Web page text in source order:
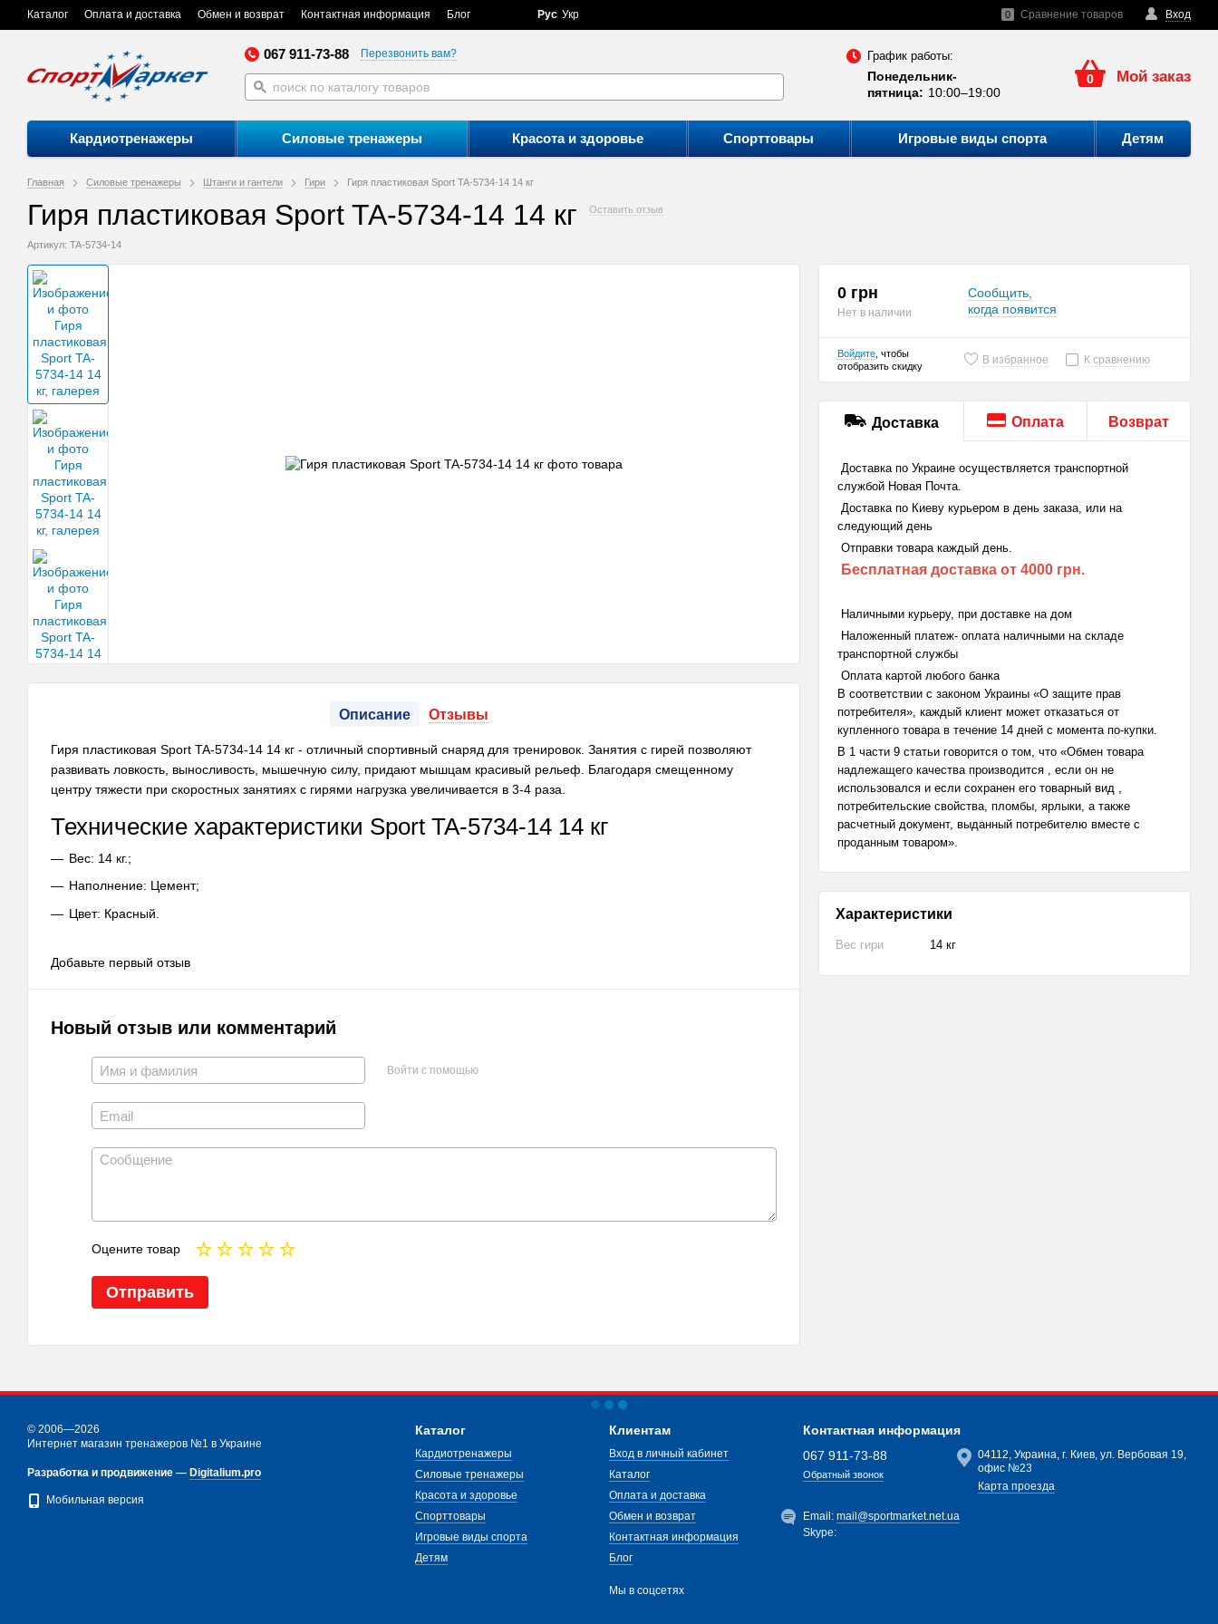
Каталог Оплата и доставка Обмен и возврат Контактная информация Блог Вход
0 Сравнение товаров
Рус Укр
067 911-73-88 Перезвонить вам? График работы:
Понедельник-
пятница: 10:00–19:00
0 Мой заказ
Кардиотренажеры Силовые тренажеры Красота и здоровье Спорттовары Игровые виды спорта Детям
Главная Силовые тренажеры Штанги и гантели Гири Гиря пластиковая Sport TA-5734-14 14 кг
Гиря пластиковая Sport TA-5734-14 14 кг Оставить отзыв
Артикул: TA-5734-14
Описание Отзывы
Гиря пластиковая Sport TA-5734-14 14 кг - отличный спортивный снаряд для тренировок. Занятия с гирей позволяют
развивать ловкость, выносливость, мышечную силу, придают мышцам красивый рельеф. Благодаря смещенному
центру тяжести при скоростных занятиях с гирями нагрузка увеличивается в 3-4 раза.
Технические характеристики Sport TA-5734-14 14 кг
Вес: 14 кг.;
Наполнение: Цемент;
Цвет: Красный.
Добавьте первый отзыв
Новый отзыв или комментарий
Войти с помощью
Оцените товар
Отправить
0 грн
Нет в наличии
Сообщить,
когда появится
Войдите , чтобы
отобразить скидку
В избранное К сравнению
Доставка Оплата Возврат
Доставка по Украине осуществляется транспортной
службой Новая Почта.
Доставка по Киеву курьером в день заказа, или на
следующий день
Отправки товара каждый день.
Бесплатная доставка от 4000 грн.
Наличными курьеру, при доставке на дом
Наложенный платеж- оплата наличными на складе
транспортной службы
Оплата картой любого банка
В соответствии с законом Украины «О защите прав
потребителя», каждый клиент может отказаться от
купленного товара в течение 14 дней с момента по-купки.
В 1 части 9 статьи говорится о том, что «Обмен товара
надлежащего качества производится , если он не
использовался и если сохранен его товарный вид ,
потребительские свойства, пломбы, ярлыки, а также
расчетный документ, выданный потребителю вместе с
проданным товаром».
Характеристики
Вес гири 14 кг
© 2006—2026
Интернет магазин тренажеров №1 в Украине
Разработка и продвижение — Digitalium.pro
Мобильная версия
Каталог
Кардиотренажеры
Силовые тренажеры
Красота и здоровье
Спорттовары
Игровые виды спорта
Детям
Клиентам
Вход в личный кабинет
Каталог
Оплата и доставка
Обмен и возврат
Контактная информация
Блог
Мы в соцсетях
Контактная информация
067 911-73-88
Обратный звонок
04112, Украина, г. Киев, ул. Вербовая 19,
офис №23
Карта проезда
Email:mail@sportmarket.net.ua
Skype: